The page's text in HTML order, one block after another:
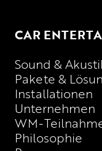
CAR
Sound &
Pakete &
Installationen
Unternehmen
WM-
Philosophie